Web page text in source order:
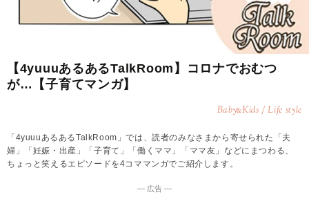
【4yuuuあるあるTalkRoom】コロナでおむつ
が…【子育てマンガ】
Baby&Kids / Life style
「4yuuuあるあるTalkRoom」では、読者のみなさまから寄せられた「夫
婦」「妊娠・出産」「子育て」「働くママ」「ママ友」などにまつわる、
ちょっと笑えるエピソードを4コママンガでご紹介します。
― 広告 ―